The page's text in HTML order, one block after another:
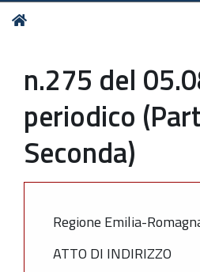
Tu
n.275 del
periodico
Seconda)
Regione Emilia-
ATTO DI INDIRIZZO